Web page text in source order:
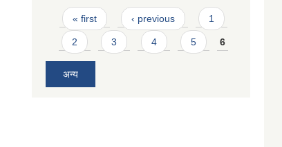
Pages
« first ‹ previous 1
2 3 4 5 6
अन्य